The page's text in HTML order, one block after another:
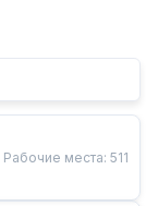
Рабочие места: 511